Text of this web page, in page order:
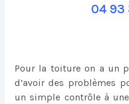
04 93
Pour la toiture on a un
d’avoir des problèmes
un simple contrôle à